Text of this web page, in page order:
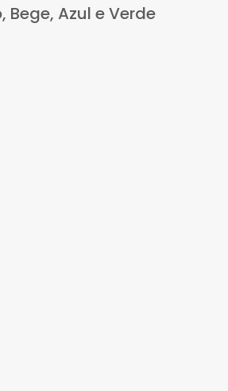
Bege, Azul e Verde